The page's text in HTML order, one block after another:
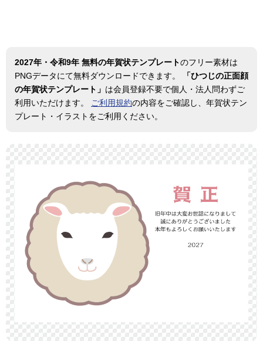
2027年・令和9年 無料の年賀状テンプレートのフリー素材は
PNGデータにて無料ダウンロードできます。
「ひつじの正面顔
の年賀状テンプレート」 は会員登録不要で個人・法人問わずご
利用いただけます。
ご利用規約の内容をご確認し、年賀状テン
プレート・イラストをご利用ください。